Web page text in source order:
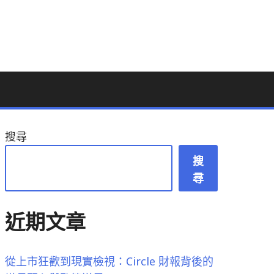
搜尋
搜
尋
近期文章
從上市狂歡到現實檢視：Circle 財報背後的